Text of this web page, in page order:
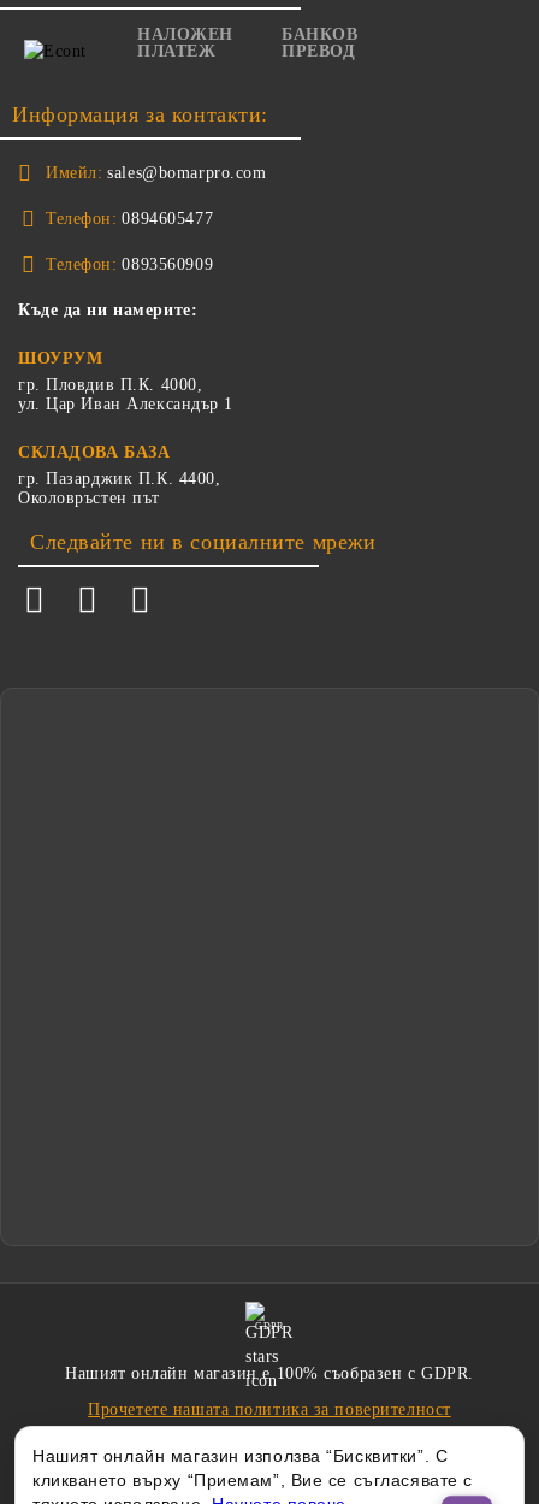
Нашият онлайн магазин използва “Бисквитки”. С
кликването върху “Приемам”, Вие се съгласявате с
НАЛОЖЕН
ПЛАТЕЖ
БАНКОВ
ПРЕВОД
Информация за контакти:
Имейл: sales@bomarpro.com
Телефон: 0894605477
Телефон: 0893560909
Къде да ни намерите:
ШОУРУМ
гр. Пловдив П.К. 4000,
ул. Цар Иван Александър 1
СКЛАДОВА БАЗА
гр. Пазарджик П.К. 4400,
Околовръстен път
Следвайте ни в социалните мрежи
GDPR
Нашият онлайн магазин е 100% съобразен с GDPR.
Прочетете нашата политика за поверителност